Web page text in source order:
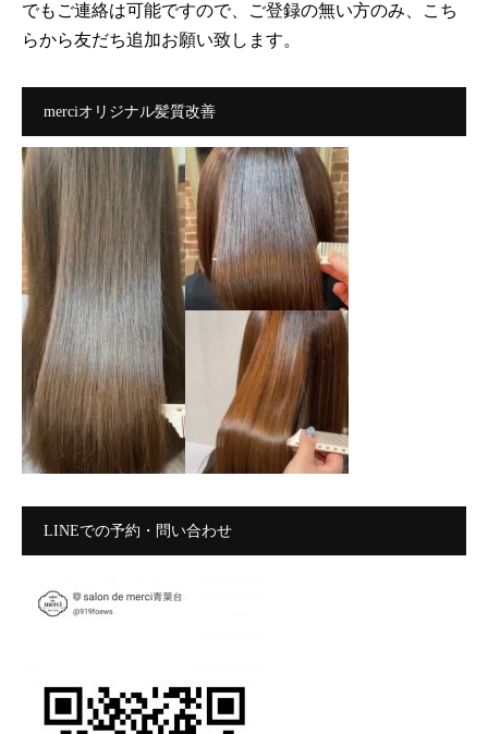
でもご連絡は可能ですので、ご登録の無い方のみ、こち
らから友だち追加お願い致します。
merciオリジナル髪質改善
LINEでの予約・問い合わせ